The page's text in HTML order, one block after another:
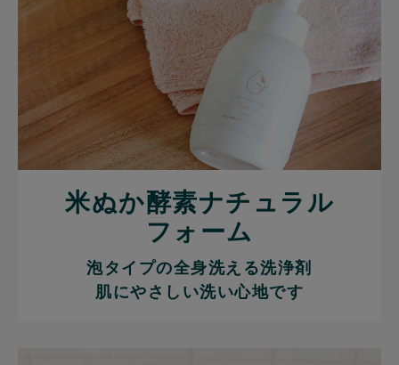
米ぬか酵素ナチュラル
フォーム
泡タイプの全身洗える洗浄剤
肌にやさしい洗い心地です